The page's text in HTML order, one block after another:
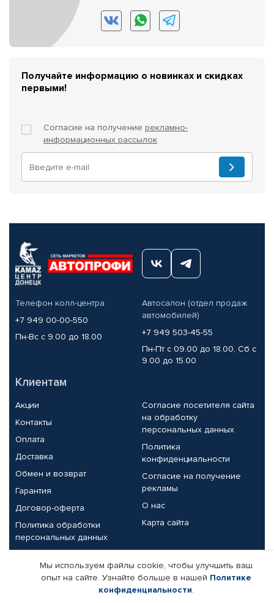
Получайте информацию о новинках и скидках
первыми!
Согласие на получение рекламно-
информационных рассылок
Телефон колл-центра
+7 949 00-00-550
Пн-Вс с 9.00 до 18.00
Автосалон (отдел продаж
автомобилей)
+7 949 503-45-55
Пн-Пт с 09.00 до 18.00, Сб с
9.00 до 15.00
Клиентам
Акции
Контакты
Оплата
Доставка
Обмен и возврат
Гарантия
Договор-оферта
Политика обработки
персональных данных
Согласие посетителя сайта
на обработку
персональных данных
Политика
конфиденциальности
Согласие на получение
рекламы
О нас
Карта сайта
Партнерам
Корпоративным клиентам
Реквизиты компании
Мы используем файлы cookie, чтобы улучшить ваш
опыт на сайте. Узнайте больше в нашей Политике
конфиденциальности.